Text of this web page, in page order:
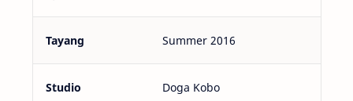
Tayang Summer 2016
Studio Doga Kobo